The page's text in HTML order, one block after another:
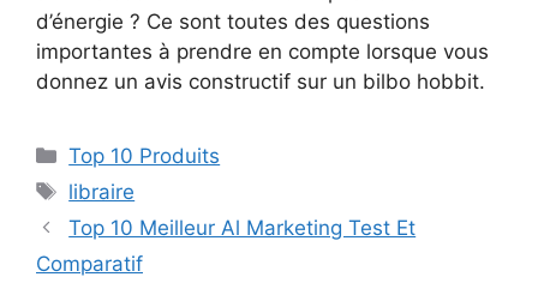
d’énergie ? Ce sont toutes des questions
importantes à prendre en compte lorsque vous
donnez un avis constructif sur un bilbo hobbit.
Top 10 Produits
libraire
Top 10 Meilleur Al Marketing Test Et
Comparatif